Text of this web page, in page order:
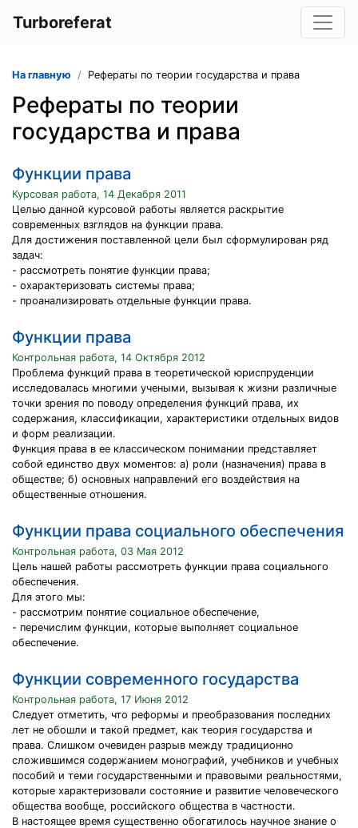
Turboreferat
На главную Рефераты по теории государства и права
Рефераты по теории
государства и права
Функции права
Курсовая работа, 14 Декабря 2011
Целью данной курсовой работы является раскрытие
современных взглядов на функции права.
Для достижения поставленной цели был сформулирован ряд
задач:
- рассмотреть понятие функции права;
- охарактеризовать системы права;
- проанализировать отдельные функции права.
Функции права
Контрольная работа, 14 Октября 2012
Проблема функций права в теоретической юриспруденции
исследовалась многими учеными, вызывая к жизни различные
точки зрения по поводу определения функций права, их
содержания, классификации, характеристики отдельных видов
и форм реализации.
Функция права в ее классическом понимании представляет
собой единство двух моментов: а) роли (назначения) права в
обществе; б) основных направлений его воздействия на
общественные отношения.
Функции права социального обеспечения
Контрольная работа, 03 Мая 2012
Цель нашей работы рассмотреть функции права социального
обеспечения.
Для этого мы:
- рассмотрим понятие социальное обеспечение,
- перечислим функции, которые выполняет социальное
обеспечение.
Функции современного государства
Контрольная работа, 17 Июня 2012
Следует отметить, что реформы и преобразования последних
лет не обошли и такой предмет, как теория государства и
права. Слишком очевиден разрыв между традиционно
сложившимся содержанием монографий, учебников и учебных
пособий и теми государственными и правовыми реальностями,
которые характеризовали состояние и развитие человеческого
общества вообще, российского общества в частности.
В настоящее время существенно обогатилось научное знание о